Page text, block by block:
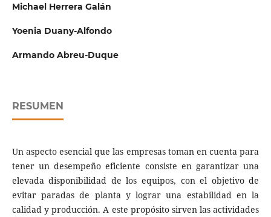
Michael Herrera Galán
Yoenia Duany-Alfondo
Armando Abreu-Duque
RESUMEN
Un aspecto esencial que las empresas toman en cuenta para
tener un desempeño eficiente consiste en garantizar una
elevada disponibilidad de los equipos, con el objetivo de
evitar paradas de planta y lograr una estabilidad en la
calidad y producción. A este propósito sirven las actividades